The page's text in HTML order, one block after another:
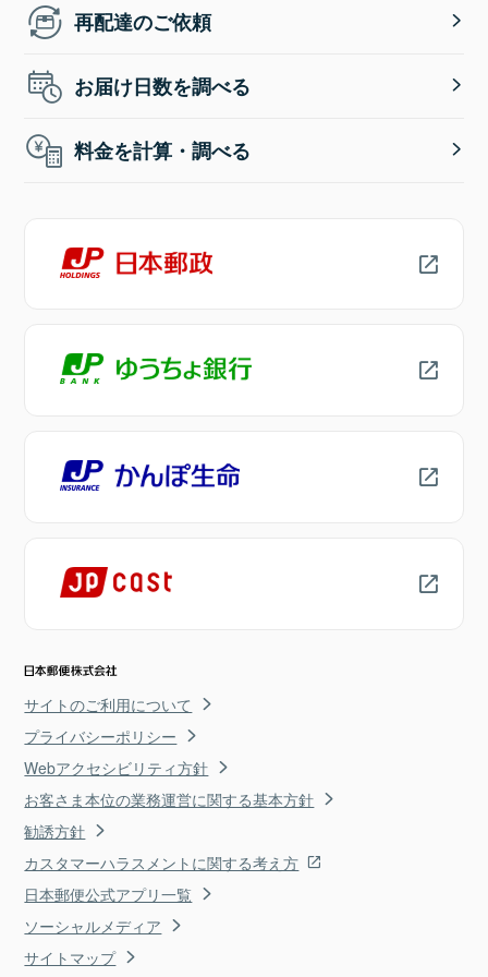
再配達のご依頼
お届け日数を調べる
料金を計算・調べる
サイトのご利用について
プライバシーポリシー
Webアクセシビリティ方針
お客さま本位の業務運営に関する基本方針
勧誘方針
カスタマーハラスメントに関する考え方
日本郵便公式アプリ一覧
ソーシャルメディア
サイトマップ